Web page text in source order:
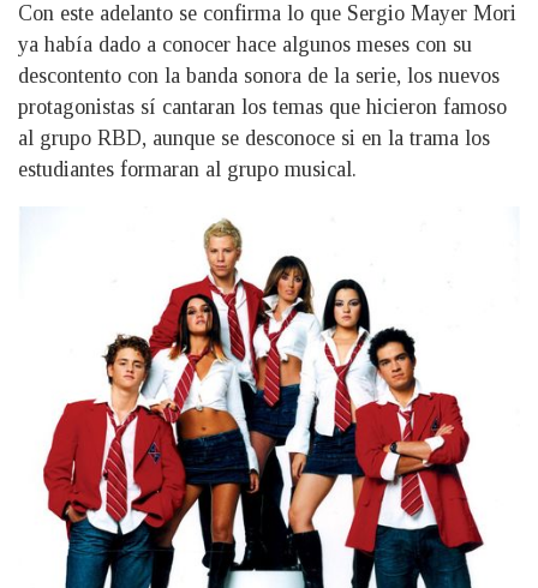
Con este adelanto se confirma lo que Sergio Mayer Mori
ya había dado a conocer hace algunos meses con su
descontento con la banda sonora de la serie, los nuevos
protagonistas sí cantaran los temas que hicieron famoso
al grupo RBD, aunque se desconoce si en la trama los
estudiantes formaran al grupo musical.